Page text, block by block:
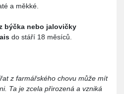
a měkké.
býčka nebo jalovičky
do stáří 18 měsíců.
z farmářského chovu může mít
Ta je zcela přirozená a vzniká